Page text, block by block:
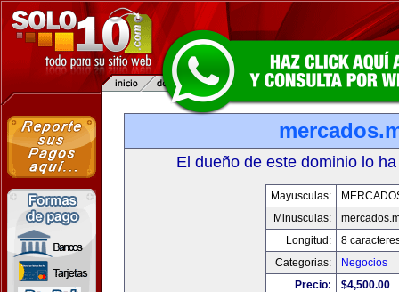
El dueño de este dominio lo
Mayusculas:
Minusculas:
Longitud:
8
Categorias:
Negocios
Precio:
$4,500.00